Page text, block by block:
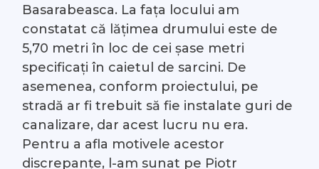
Basarabeasca. La fața locului am
constatat că lățimea drumului este de
5,70 metri în loc de cei șase metri
specificați în caietul de sarcini. De
asemenea, conform proiectului, pe
stradă ar fi trebuit să fie instalate guri de
canalizare, dar acest lucru nu era.
Pentru a afla motivele acestor
discrepanțe, l-am sunat pe Piotr